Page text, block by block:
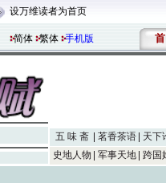
设万维读者为首页
简体 繁体 手机版 首
五 味 斋 茗香茶语
天下
史地人物
军事天地 跨国